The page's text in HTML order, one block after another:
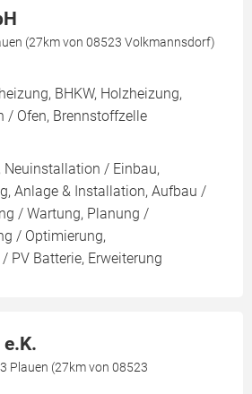
(27km von 08523 Volkmannsdorf)
BHKW, Holzheizung,
/ Ofen, Brennstoffzelle
Neuinstallation / Einbau,
Anlage & Installation, Aufbau /
/ Wartung, Planung /
/ Optimierung,
PV Batterie, Erweiterung
Plauen (27km von 08523